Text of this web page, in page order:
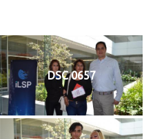
DSC 0657